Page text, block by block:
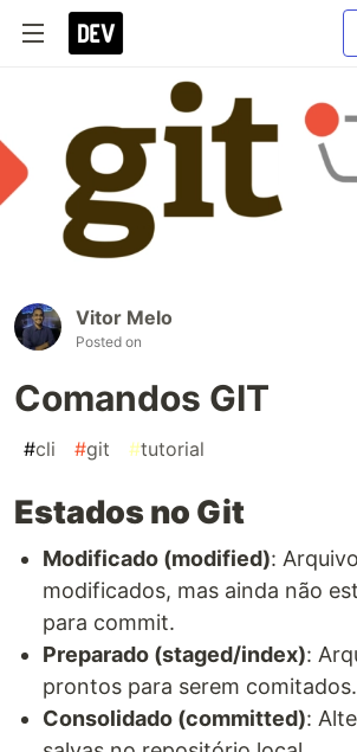
Vitor Melo
Posted on
Comandos GIT
#cli #git #tutorial
Estados no Git
Modificado (modified):
modificados, mas ainda não
para commit.
Preparado (staged/index):
prontos para serem comitados.
Consolidado (committed):